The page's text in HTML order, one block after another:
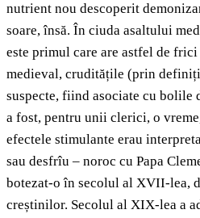
nutrient nou descoperit
soare, însă. În ciuda asaltului
este primul care are astfel de
medieval, cruditățile (prin
suspecte, fiind asociate cu bolile
a fost, pentru unii clerici, o
efectele stimulante erau
sau desfrîu – noroc cu Papa
botezat-o în secolul al XVII-lea,
creștinilor. Secolul al XIX-lea a